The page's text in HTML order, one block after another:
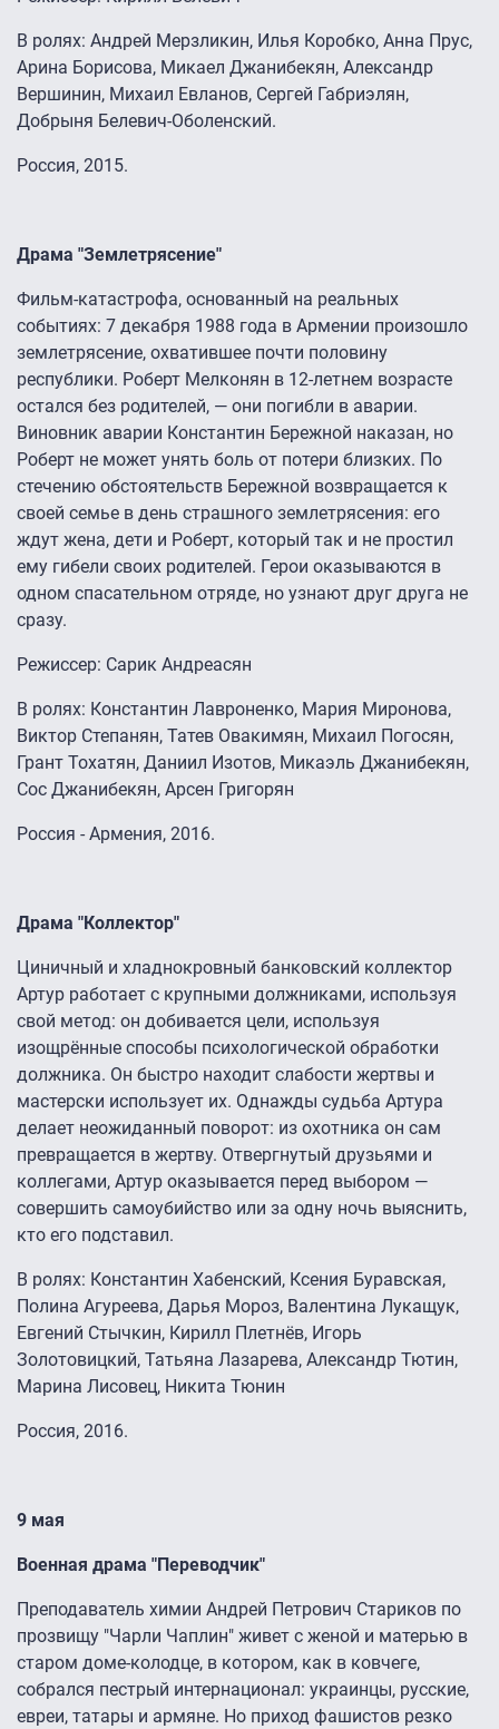
В ролях: Андрей Мерзликин, Илья Коробко, Анна Прус,
Арина Борисова, Микаел Джанибекян, Александр
Вершинин, Михаил Евланов, Сергей Габриэлян,
Добрыня Белевич-Оболенский.
Россия, 2015.
Драма "Землетрясение"
Фильм-катастрофа, основанный на реальных
событиях: 7 декабря 1988 года в Армении произошло
землетрясение, охватившее почти половину
республики. Роберт Мелконян в 12-летнем возрасте
остался без родителей, — они погибли в аварии.
Виновник аварии Константин Бережной наказан, но
Роберт не может унять боль от потери близких. По
стечению обстоятельств Бережной возвращается к
своей семье в день страшного землетрясения: его
ждут жена, дети и Роберт, который так и не простил
ему гибели своих родителей. Герои оказываются в
одном спасательном отряде, но узнают друг друга не
сразу.
Режиссер: Сарик Андреасян
В ролях: Константин Лавроненко, Мария Миронова,
Виктор Степанян, Татев Овакимян, Михаил Погосян,
Грант Тохатян, Даниил Изотов, Микаэль Джанибекян,
Сос Джанибекян, Арсен Григорян
Россия - Армения, 2016.
Драма "Коллектор"
Циничный и хладнокровный банковский коллектор
Артур работает с крупными должниками, используя
свой метод: он добивается цели, используя
изощрённые способы психологической обработки
должника. Он быстро находит слабости жертвы и
мастерски использует их. Однажды судьба Артура
делает неожиданный поворот: из охотника он сам
превращается в жертву. Отвергнутый друзьями и
коллегами, Артур оказывается перед выбором —
совершить самоубийство или за одну ночь выяснить,
кто его подставил.
В ролях: Константин Хабенский, Ксения Буравская,
Полина Агуреева, Дарья Мороз, Валентина Лукащук,
Евгений Стычкин, Кирилл Плетнёв, Игорь
Золотовицкий, Татьяна Лазарева, Александр Тютин,
Марина Лисовец, Никита Тюнин
Россия, 2016.
9 мая
Военная драма "Переводчик"
Преподаватель химии Андрей Петрович Стариков по
прозвищу "Чарли Чаплин" живет с женой и матерью в
старом доме-колодце, в котором, как в ковчеге,
собрался пестрый интернационал: украинцы, русские,
евреи, татары и армяне. Но приход фашистов резко